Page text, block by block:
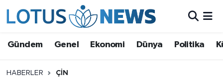
Gündem Genel Ekonomi Dünya Politika
HABERLER ÇIN
Ekonomi